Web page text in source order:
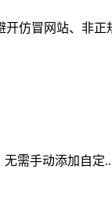
仿冒网站、非正
无需手动添加自定